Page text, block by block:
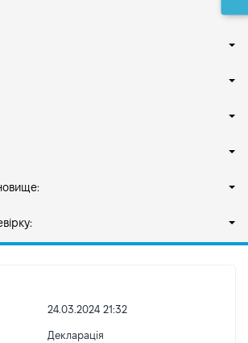
24.03.2024 21:32
Декларація